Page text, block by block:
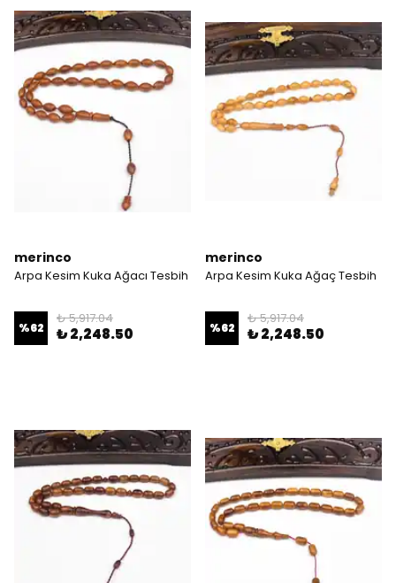
merinco
Arpa Kesim Kuka Ağacı Tesbih
%62
₺ 5,917.04
₺ 2,248.50
merinco
Arpa Kesim Kuka Ağaç Tesbih
%62
₺ 5,917.04
₺ 2,248.50